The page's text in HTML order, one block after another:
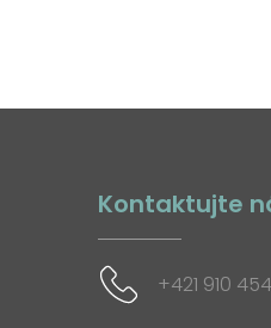
Kontaktujte
+421 910